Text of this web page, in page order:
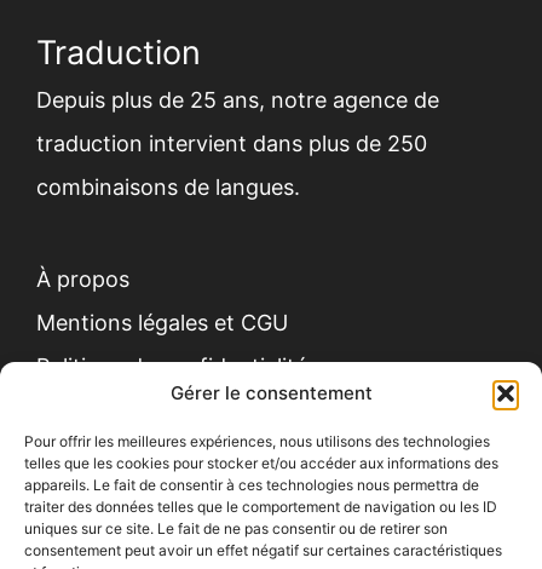
Gérer le consentement
Pour offrir les meilleures expériences, nous utilisons des technologies
telles que les cookies pour stocker et/ou accéder aux informations des
appareils. Le fait de consentir à ces technologies nous permettra de
traiter des données telles que le comportement de navigation ou les ID
uniques sur ce site. Le fait de ne pas consentir ou de retirer son
consentement peut avoir un effet négatif sur certaines caractéristiques
Traduction
Depuis plus de 25 ans, notre agence de
traduction intervient dans plus de 250
combinaisons de langues.
À propos
Mentions légales et CGU
Politique de confidentialité
Contact